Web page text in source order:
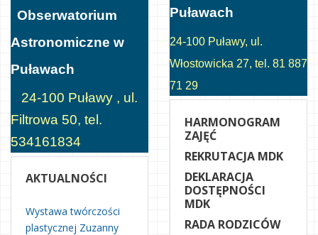
Obserwatorium
Astronomiczne w
Puławach
24-100 Puławy , ul.
Filtrowa 50, tel.
534161834
AKTUALNOŚCI
Wystawa twórczości
plastycznej Zuzanny
Puławach
24-100 Puławy, ul.
Włostowicka 27, tel. 81 887
71 29
HARMONOGRAM
ZAJĘĆ
REKRUTACJA MDK
DEKLARACJA
DOSTĘPNOŚCI
MDK
RADA RODZICÓW